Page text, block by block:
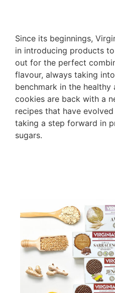
Since its beginnings,
in introducing products
out for the perfect
flavour, always taking
benchmark in the healthy
cookies are back with a
recipes that have
taking a step forward in
sugars.